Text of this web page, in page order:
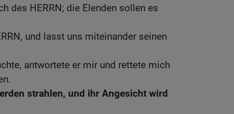
des HERRN; die Elenden sollen es
und lasst uns miteinander seinen
antwortete er mir und rettete mich
strahlen, und ihr Angesicht wird